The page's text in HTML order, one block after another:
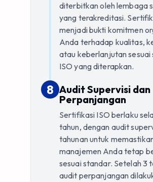
diterbitkan oleh lembaga
yang terakreditasi.
menjadi bukti komitmen
Anda terhadap kualitas,
atau keberlanjutan
ISO yang diterapkan.
8 8.
Audit Supervisi dan
Perpanjangan
Sertifikasi ISO berlaku
tahun, dengan audit
tahunan untuk
manajemen Anda tetap
sesuai standar. Setelah 3
audit perpanjangan